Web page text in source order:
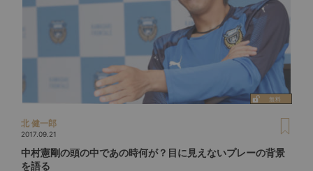
北 健一郎
2017.09.21
中村憲剛の頭の中であの時何が？目に見えないプレーの背景
を語る